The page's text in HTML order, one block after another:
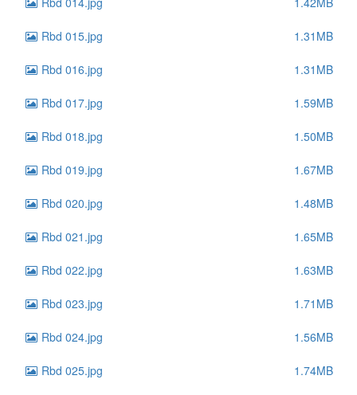
Rbd 015.jpg 1.31MB
Rbd 016.jpg 1.31MB
Rbd 017.jpg 1.59MB
Rbd 018.jpg 1.50MB
Rbd 019.jpg 1.67MB
Rbd 020.jpg 1.48MB
Rbd 021.jpg 1.65MB
Rbd 022.jpg 1.63MB
Rbd 023.jpg 1.71MB
Rbd 024.jpg 1.56MB
Rbd 025.jpg 1.74MB